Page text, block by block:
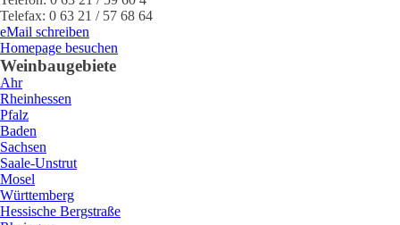
Telefax: 0 63 21 / 57 68 64
eMail schreiben
Homepage besuchen
Weinbaugebiete
Ahr
Rheinhessen
Pfalz
Baden
Sachsen
Saale-Unstrut
Mosel
Württemberg
Hessische Bergstraße